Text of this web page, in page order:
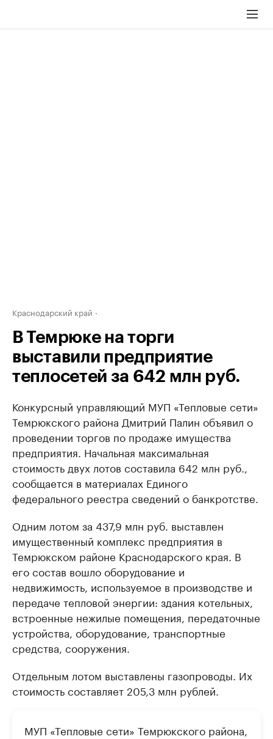
Краснодарский край
В Темрюке на торги
выставили предприятие
теплосетей за 642 млн руб.
Конкурсный управляющий МУП «Тепловые сети»
Темрюкского района Дмитрий Палин объявил о
проведении торгов по продаже имущества
предприятия. Начальная максимальная
стоимость двух лотов составила 642 млн руб.,
сообщается в материалах Единого
федерального реестра сведений о банкротстве.
Одним лотом за 437,9 млн руб. выставлен
имущественный комплекс предприятия в
Темрюкском районе Краснодарского края. В
его состав вошло оборудование и
недвижимость, используемое в производстве и
передаче тепловой энергии: здания котельных,
встроенные нежилые помещения, передаточные
устройства, оборудование, транспортные
средства, сооружения.
Отдельным лотом выставлены газопроводы. Их
стоимость составляет 205,3 млн рублей.
МУП «Тепловые сети» Темрюкского района,